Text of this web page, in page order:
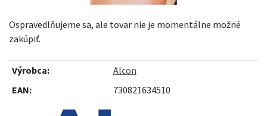
Ospravedlňujeme sa, ale tovar nie je momentálne možné
zakúpiť.
Výrobca:
Alcon
EAN:
730821634510